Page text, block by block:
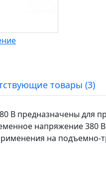
товары (3)
В предназначены для
напряжение 380
на подъемно-